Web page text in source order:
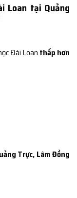
Loan tại Quảng
Đài Loan thấp hơn
Trực, Lâm Đồng